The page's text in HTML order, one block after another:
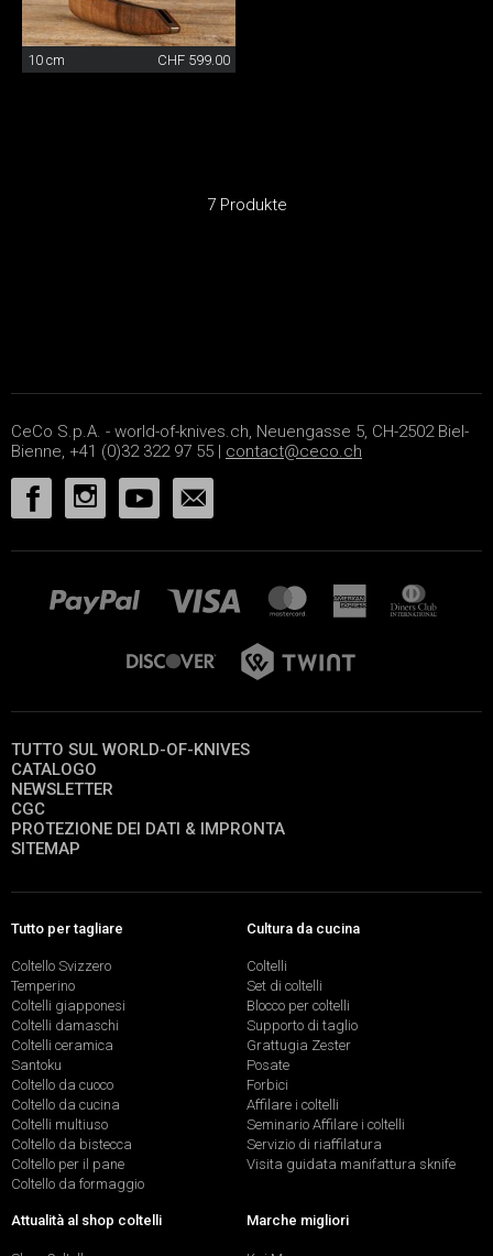
10 cm CHF 599.00
7 Produkte
CeCo S.p.A. - world-of-knives.ch, Neuengasse 5, CH-2502 Biel-
Bienne, +41 (0)32 322 97 55 | contact@ceco.ch
TUTTO SUL WORLD-OF-KNIVES
CATALOGO
NEWSLETTER
CGC
PROTEZIONE DEI DATI & IMPRONTA
SITEMAP
Tutto per tagliare
Coltello Svizzero
Temperino
Coltelli giapponesi
Coltelli damaschi
Coltelli ceramica
Santoku
Coltello da cuoco
Coltello da cucina
Coltelli multiuso
Coltello da bistecca
Coltello per il pane
Coltello da formaggio
Cultura da cucina
Coltelli
Set di coltelli
Blocco per coltelli
Supporto di taglio
Grattugia Zester
Posate
Forbici
Affilare i coltelli
Seminario Affilare i coltelli
Servizio di riaffilatura
Visita guidata manifattura sknife
Attualità al shop coltelli Marche migliori